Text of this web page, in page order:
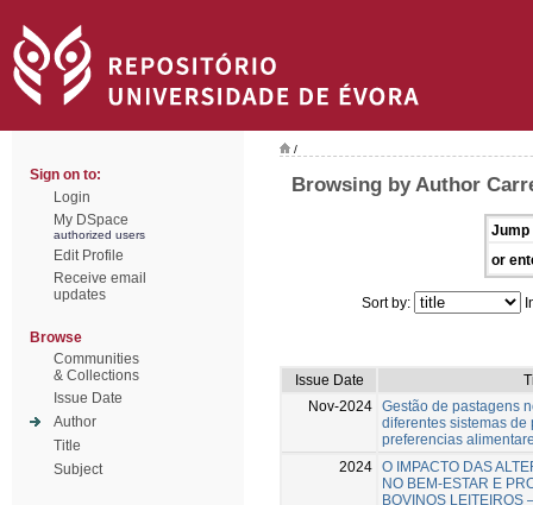
Sign on to:
Login
My DSpace
authorized users
Edit Profile
Receive email
updates
Browse
Communities
& Collections
Issue Date
Author
Title
Subject
/
Browsing by Author
Jump
or
Sort by:
Issue Date
Nov-2024 Gestão de pastagens
diferentes sistemas de
preferencias
2024 O IMPACTO DAS
NO BEM-ESTAR E
BOVINOS LEITEIROS